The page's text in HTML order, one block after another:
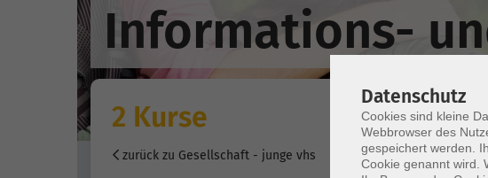
Informations-
2 Kurse
zurück zu Gesellschaft - junge vhs
Datenschutz
Cookies sind kleine
Webbrowser des
gespeichert werden.
Cookie genannt wird.